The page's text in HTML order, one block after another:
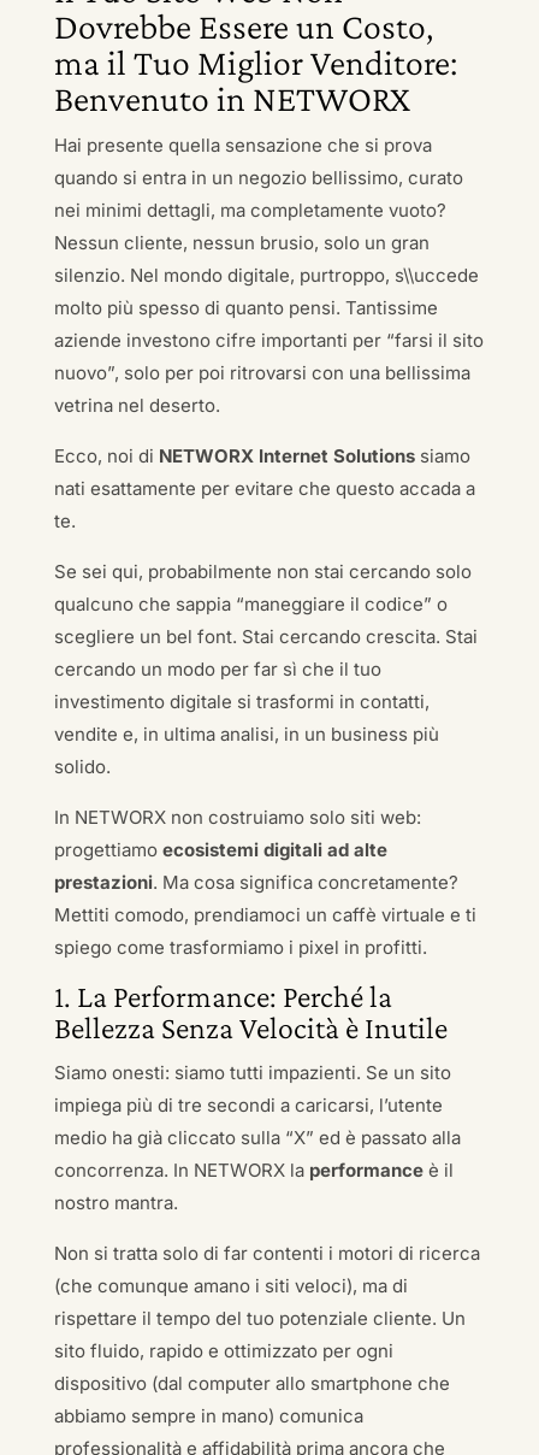
Dovrebbe Essere un Costo,
ma il Tuo Miglior Venditore:
Benvenuto in NETWORX
Hai presente quella sensazione che si prova
quando si entra in un negozio bellissimo, curato
nei minimi dettagli, ma completamente vuoto?
Nessun cliente, nessun brusio, solo un gran
silenzio. Nel mondo digitale, purtroppo, s\\uccede
molto più spesso di quanto pensi. Tantissime
aziende investono cifre importanti per “farsi il sito
nuovo”, solo per poi ritrovarsi con una bellissima
vetrina nel deserto.
Ecco, noi di NETWORX Internet Solutionssiamo
nati esattamente per evitare che questo accada a
te.
Se sei qui, probabilmente non stai cercando solo
qualcuno che sappia “maneggiare il codice” o
scegliere un bel font. Stai cercando crescita. Stai
cercando un modo per far sì che il tuo
investimento digitale si trasformi in contatti,
vendite e, in ultima analisi, in un business più
solido.
In NETWORX non costruiamo solo siti web:
progettiamo ecosistemi digitali ad alte
prestazioni. Ma cosa significa concretamente?
Mettiti comodo, prendiamoci un caffè virtuale e ti
spiego come trasformiamo i pixel in profitti.
1. La Performance: Perché la
Bellezza Senza Velocità è Inutile
Siamo onesti: siamo tutti impazienti. Se un sito
impiega più di tre secondi a caricarsi, l’utente
medio ha già cliccato sulla “X” ed è passato alla
concorrenza. In NETWORX la performanceè il
nostro mantra.
Non si tratta solo di far contenti i motori di ricerca
(che comunque amano i siti veloci), ma di
rispettare il tempo del tuo potenziale cliente. Un
sito fluido, rapido e ottimizzato per ogni
dispositivo (dal computer allo smartphone che
abbiamo sempre in mano) comunica
professionalità e affidabilità prima ancora che